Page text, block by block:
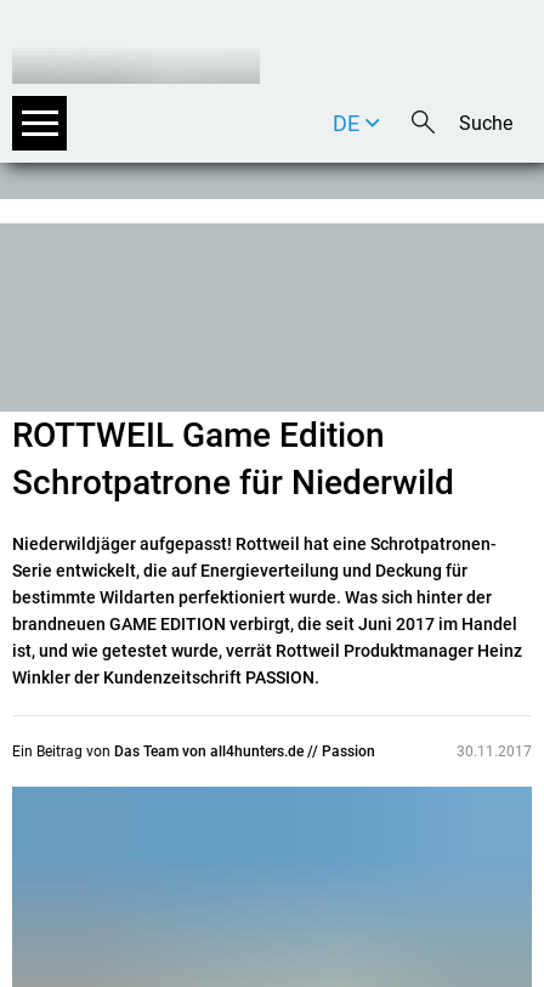
DE
EN
ROTTWEIL Game Edition
Schrotpatrone für Niederwild
Niederwildjäger aufgepasst! Rottweil hat eine Schrotpatronen-
Serie entwickelt, die auf Energieverteilung und Deckung für
bestimmte Wildarten perfektioniert wurde. Was sich hinter der
brandneuen GAME EDITION verbirgt, die seit Juni 2017 im Handel
ist, und wie getestet wurde, verrät Rottweil Produktmanager Heinz
Winkler der Kundenzeitschrift PASSION.
Ein Beitrag von Das Team von all4hunters.de // Passion 30.11.2017